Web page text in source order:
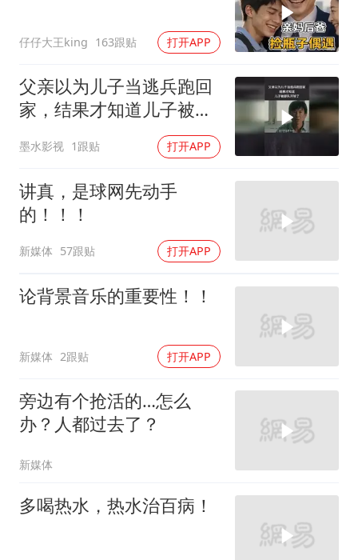
《龙餐馆》 冲奖
蒯曼挺进WTT横滨冠军赛女单四强
构建更高水平的全民健身公共服务体系
仔仔大王king 163跟贴 打开APP
父亲以为儿子当逃兵跑回
家，结果才知道儿子被部
墨水影视 1跟贴 打开APP
讲真，是球网先动手
的！！！
新媒体 57跟贴 打开APP
论背景音乐的重要性！！
新媒体 2跟贴 打开APP
旁边有个抢活的…怎么
办？人都过去了？
新媒体
多喝热水，热水治百病！